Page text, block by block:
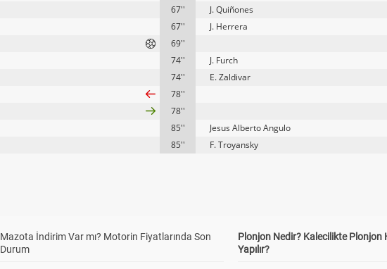
67''
J. Quiñones
67''
J. Herrera
69''
74''
J. Furch
74''
E. Zaldivar
78''
78''
85''
Jesus Alberto Angulo
85''
F. Troyansky
Mazota İndirim Var mı? Motorin Fiyatlarında Son
Durum
Plonjon Nedir? Kalecilikte Plonjon
Yapılır?